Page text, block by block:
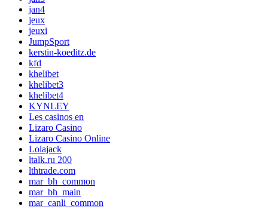
jan4
jeux
jeuxi
JumpSport
kerstin-koeditz.de
kfd
khelibet
khelibet3
khelibet4
KYNLEY
Les casinos en
Lizaro Casino
Lizaro Casino Online
Lolajack
ltalk.ru 200
lthtrade.com
mar_bh_common
mar_bh_main
mar_canli_common